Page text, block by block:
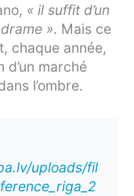
« il suffit d’un
». Mais ce
chaque année,
marché
l’ombre.
uploads/fil